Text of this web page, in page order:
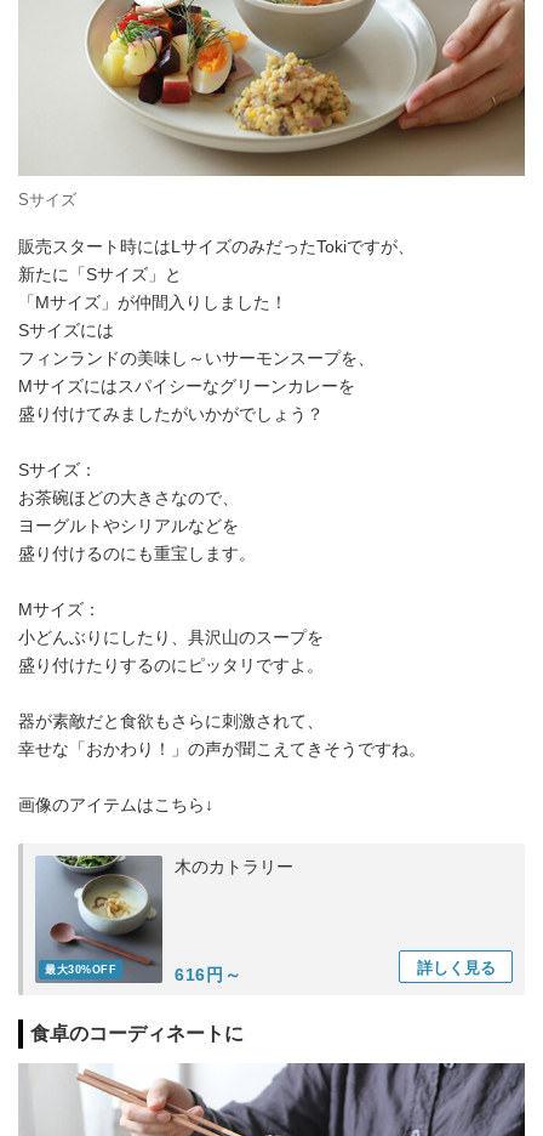
Sサイズ
販売スタート時にはLサイズのみだったTokiですが、
新たに「Sサイズ」と
「Mサイズ」が仲間入りしました！
Sサイズには
フィンランドの美味し～いサーモンスープを、
Mサイズにはスパイシーなグリーンカレーを
盛り付けてみましたがいかがでしょう？
Sサイズ：
お茶碗ほどの大きさなので、
ヨーグルトやシリアルなどを
盛り付けるのにも重宝します。
Mサイズ：
小どんぶりにしたり、具沢山のスープを
盛り付けたりするのにピッタリですよ。
器が素敵だと食欲もさらに刺激されて、
幸せな「おかわり！」の声が聞こえてきそうですね。
画像のアイテムはこちら↓
最大30%OFF
木のカトラリー
616円～ 詳しく 見る
食卓のコーディネートに